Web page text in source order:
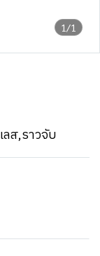
1/1
ส,ราวจับ